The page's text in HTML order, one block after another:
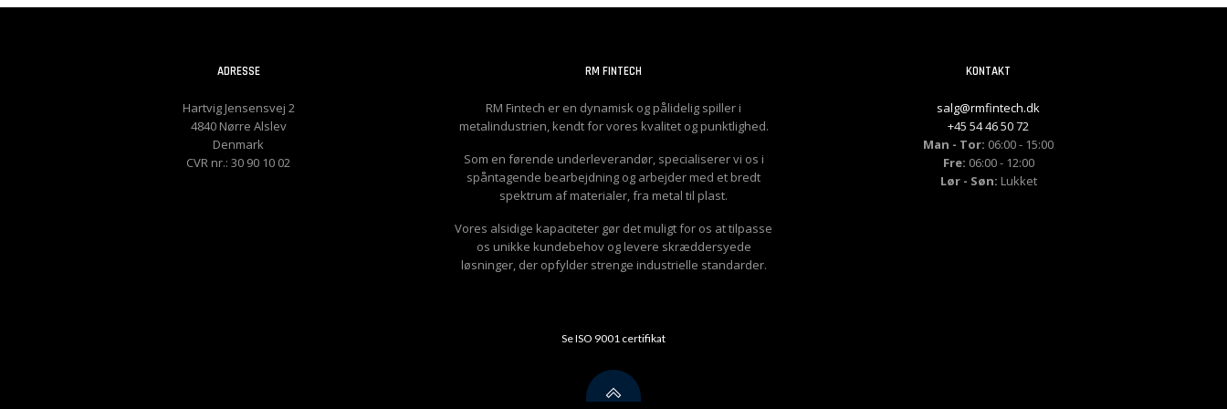
ADRESSE
Hartvig Jensensvej 2
4840 Nørre Alslev
Denmark
CVR nr.: 30 90 10 02
RM FINTECH
RM Fintech er en dynamisk og pålidelig spiller i
metalindustrien, kendt for vores kvalitet og punktlighed.
Som en førende underleverandør, specialiserer vi os i
spåntagende bearbejdning og arbejder med et bredt
spektrum af materialer, fra metal til plast.
Vores alsidige kapaciteter gør det muligt for os at tilpasse
os unikke kundebehov og levere skræddersyede
løsninger, der opfylder strenge industrielle standarder.
KONTAKT
salg@rmfintech.dk
+45 54 46 50 72
Man - Tor: 06:00 - 15:00
Fre: 06:00 - 12:00
Lør - Søn: Lukket
Se ISO 9001 certifikat